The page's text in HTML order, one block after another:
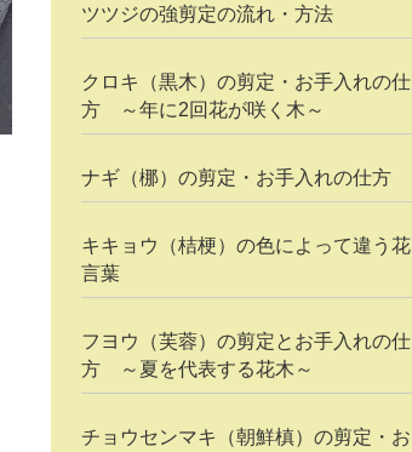
ツツジの強剪定の流れ・方法
クロキ（黒木）の剪定・お手入れの仕
方 ～年に2回花が咲く木～
ナギ（梛）の剪定・お手入れの仕方
キキョウ（桔梗）の色によって違う花
言葉
フヨウ（芙蓉）の剪定とお手入れの仕
方 ～夏を代表する花木～
チョウセンマキ（朝鮮槙）の剪定・お